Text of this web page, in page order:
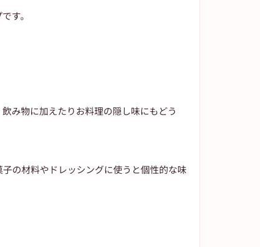
す。
み物に加えたりお料理の隠し味にもどう
の材料やドレッシングに使うと個性的な味